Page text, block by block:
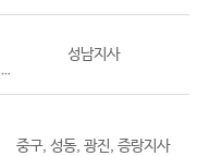
성남지사
중구, 성동, 광진, 증랑지사